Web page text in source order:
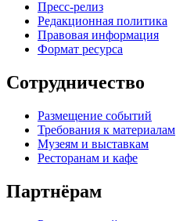
Пресс-релиз
Редакционная политика
Правовая информация
Формат ресурса
Сотрудничество
Размещение событий
Требования к материалам
Музеям и выставкам
Ресторанам и кафе
Партнёрам